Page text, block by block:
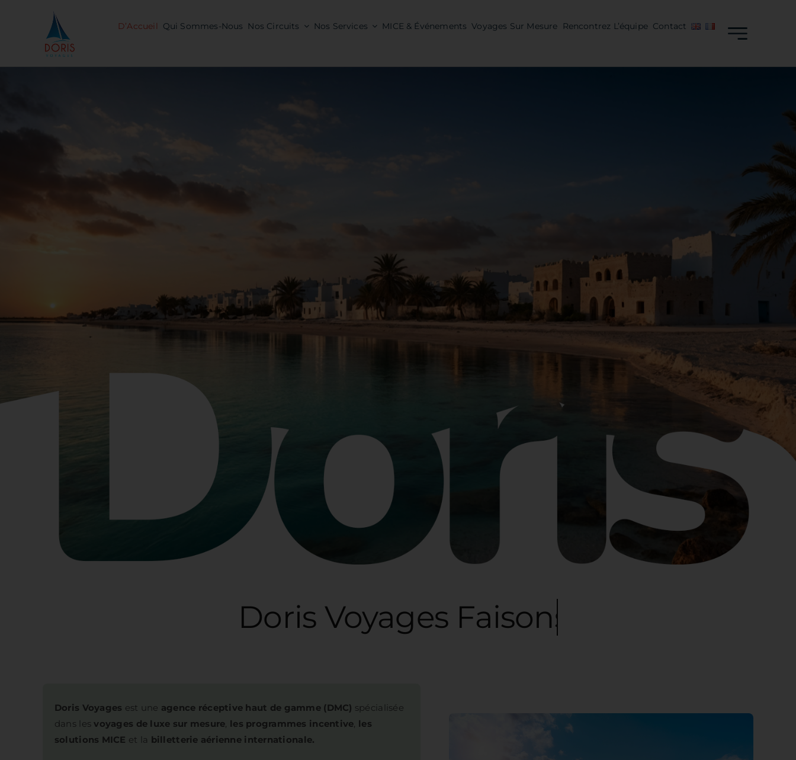
D’Accueil Qui Sommes-Nous Nos Circuits Nos Services MICE & Événements Voyages Sur Mesure Rencontrez L’équipe Contact
Doris Voyages
Doris Voyages est une agence réceptive haut de gamme (DMC) spécialisée
dans lesvoyages de luxe sur mesure, les programmes incentive, les
solutions MICE et la billetterie aérienne internationale.